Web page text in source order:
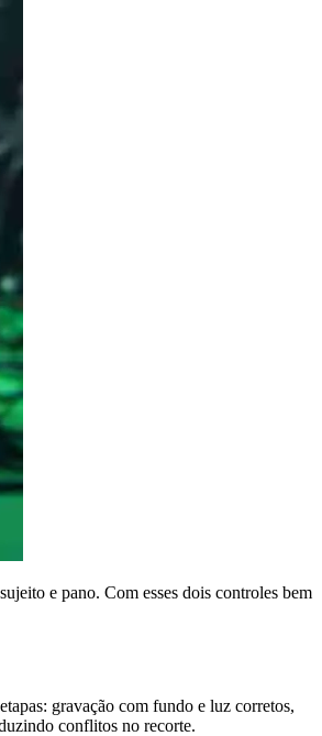
e pano. Com esses dois controles bem
gravação com fundo e luz corretos,
conflitos no recorte.